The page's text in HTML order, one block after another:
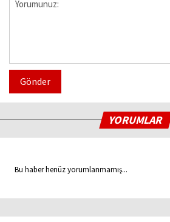
Gönder
YORUMLAR
Bu haber henüz yorumlanmamış...